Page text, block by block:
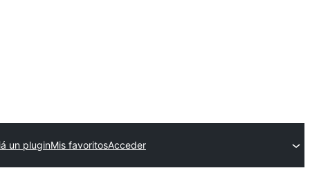
un pluginMis favoritosAcceder